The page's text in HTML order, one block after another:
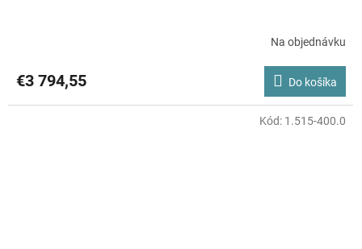
Na objednávku
€3 794,55 Do košíka
Kód: 1.515-400.0